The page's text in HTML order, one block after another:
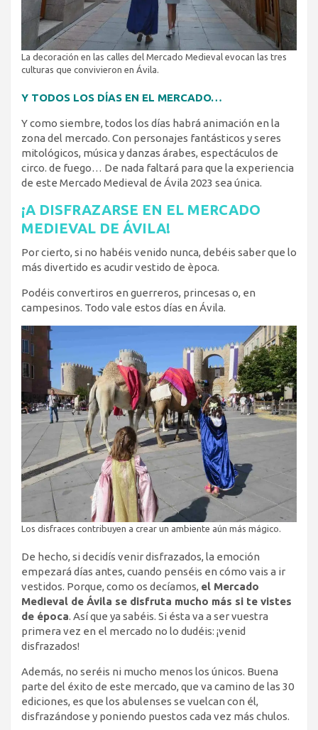
La decoración en las calles del Mercado Medieval evocan las tres
culturas que convivieron en Ávila.
Y TODOS LOS DÍAS EN EL MERCADO…
Y como siembre, todos los días habrá animación en la
zona del mercado. Con personajes fantásticos y seres
mitológicos, música y danzas árabes, espectáculos de
circo. de fuego… De nada faltará para que la experiencia
de este Mercado Medieval de Ávila 2023 sea única.
¡A DISFRAZARSE EN EL MERCADO
MEDIEVAL DE ÁVILA!
Por cierto, si no habéis venido nunca, debéis saber que lo
más divertido es acudir vestido de època.
Podéis convertiros en guerreros, princesas o, en
campesinos. Todo vale estos días en Ávila.
Los disfraces contribuyen a crear un ambiente aún más mágico.
De hecho, si decidís venir disfrazados, la emoción
empezará días antes, cuando penséis en cómo vais a ir
vestidos. Porque, como os decíamos, el Mercado
Medieval de Ávila se disfruta mucho más si te vistes
de época. Así que ya sabéis. Si ésta va a ser vuestra
primera vez en el mercado no lo dudéis: ¡venid
disfrazados!
Además, no seréis ni mucho menos los únicos. Buena
parte del éxito de este mercado, que va camino de las 30
ediciones, es que los abulenses se vuelcan con él,
disfrazándose y poniendo puestos cada vez más chulos.